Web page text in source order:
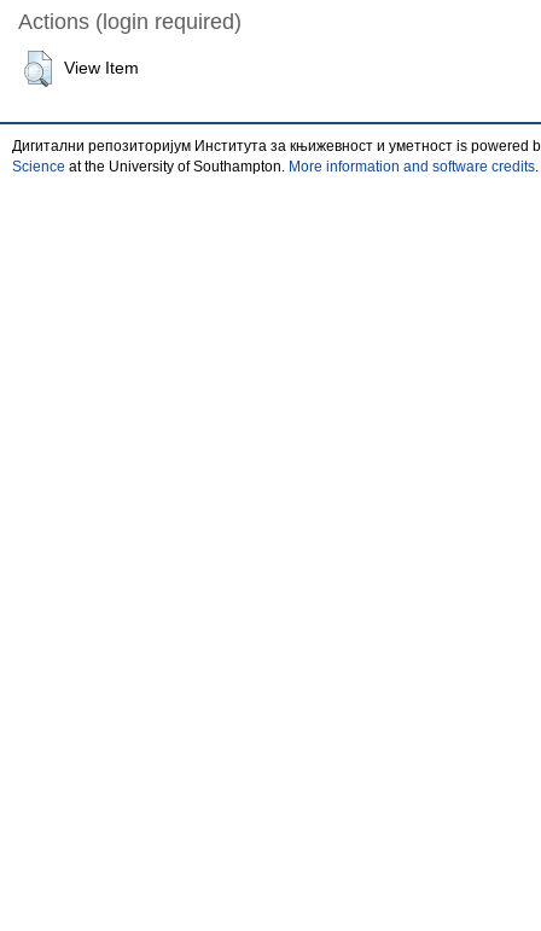
Actions (login required)
View Item
Дигитални репозиторијум Института за књижевност и уметност is powered
Science at the University of Southampton. More information and software credits.